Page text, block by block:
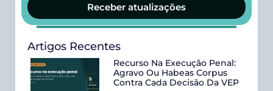
Receber atualizações
Artigos Recentes
Recurso Na Execução Penal:
Agravo Ou Habeas Corpus
Contra Cada Decisão Da VEP